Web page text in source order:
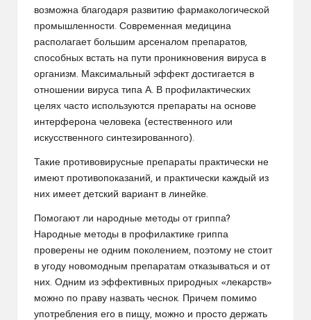
возможна благодаря развитию фармакологической
промышленности. Современная медицина
располагает большим арсеналом препаратов,
способных встать на пути проникновения вируса в
организм. Максимальный эффект достигается в
отношении вируса типа А. В профилактических
целях часто используются препараты на основе
интерферона человека (естественного или
искусственного синтезированного).
Такие противовирусные препараты практически не
имеют противопоказаний, и практически каждый из
них имеет детский вариант в линейке.
Помогают ли народные методы от гриппа?
Народные методы в профилактике гриппа
проверены не одним поколением, поэтому не стоит
в угоду новомодным препаратам отказываться и от
них. Одним из эффективных природных «лекарств»
можно по праву назвать чеснок. Причем помимо
употребления его в пищу, можно и просто держать